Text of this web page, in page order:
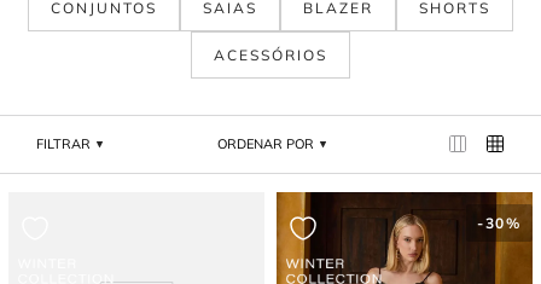
CONJUNTOS SAIAS BLAZER SHORTS
ACESSÓRIOS
FILTRAR ORDENAR POR
-30%